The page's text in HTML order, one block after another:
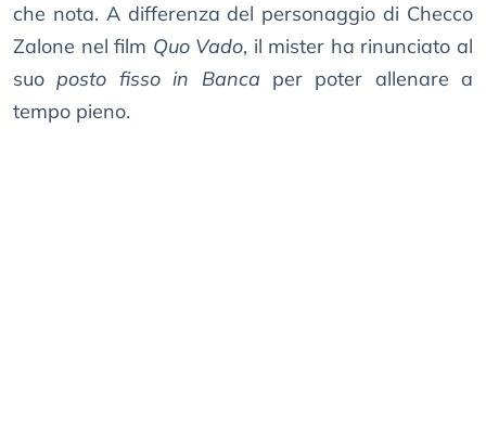
che nota. A differenza del personaggio di Checco
Zalone nel film Quo Vado, il mister ha rinunciato al
suoposto fisso in Banca per poter allenare a
tempo pieno.